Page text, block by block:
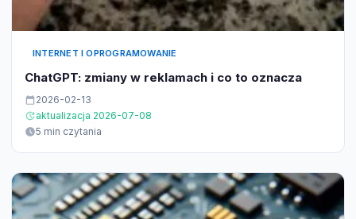
INTERNET I OPROGRAMOWANIE
ChatGPT: zmiany w reklamach i co to oznacza
2026-02-13
aktualizacja 2026-07-08
5 min czytania